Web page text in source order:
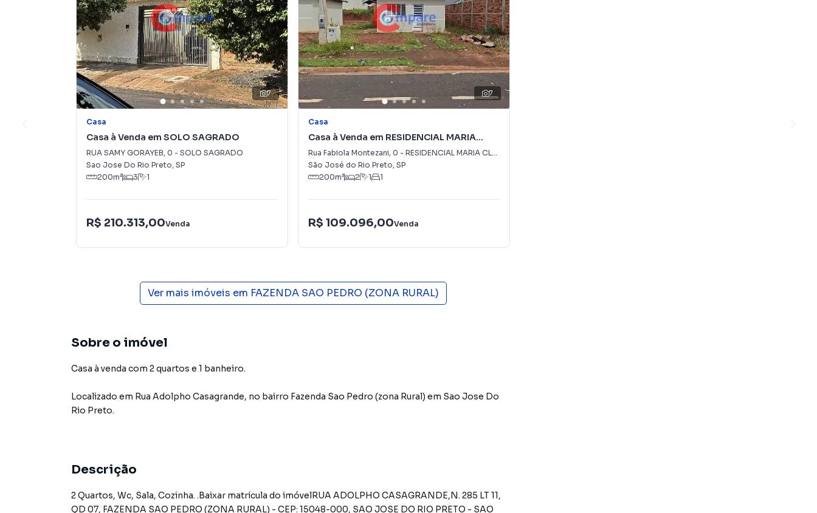
7
Casa
Casa à Venda em SOLO SAGRADO
RUA SAMY GORAYEB, 0 - SOLO SAGRADO
Sao Jose Do Rio Preto, SP
200m² 3 1
R$ 210.313,00Venda
7
Casa
Casa à Venda em RESIDENCIAL MARIA
CLARA 2
Rua Fabiola Montezani, 0 - RESIDENCIAL MARIA CLARA 2
São José do Rio Preto, SP
200m² 2 1 1
R$ 109.096,00Venda
Ver mais imóveis em FAZENDA SAO PEDRO (ZONA RURAL)
Sobre o imóvel
Casa à venda com 2 quartos e 1 banheiro.
Localizado em Rua Adolpho Casagrande, no bairro Fazenda Sao Pedro (zona Rural) em Sao Jose Do
Rio Preto.
Descrição
2 Quartos, Wc, Sala, Cozinha. .Baixar matrícula do imóvelRUA ADOLPHO CASAGRANDE,N. 285 LT 11,
QD 07, FAZENDA SAO PEDRO (ZONA RURAL) - CEP: 15048-000, SAO JOSE DO RIO PRETO - SAO